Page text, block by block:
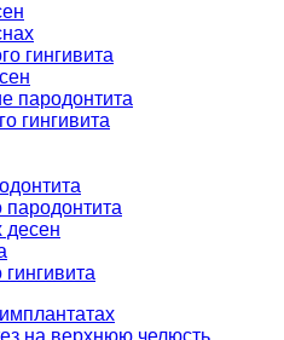
гингивита
пародонтита
гингивита
пародонтита
десен
на верхнюю челюсть